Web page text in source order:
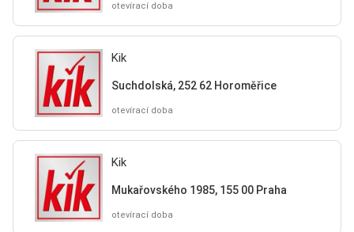
otevírací doba
Kik
Suchdolská, 252 62 Horoměřice
otevírací doba
Kik
Mukařovského 1985, 155 00 Praha
otevírací doba